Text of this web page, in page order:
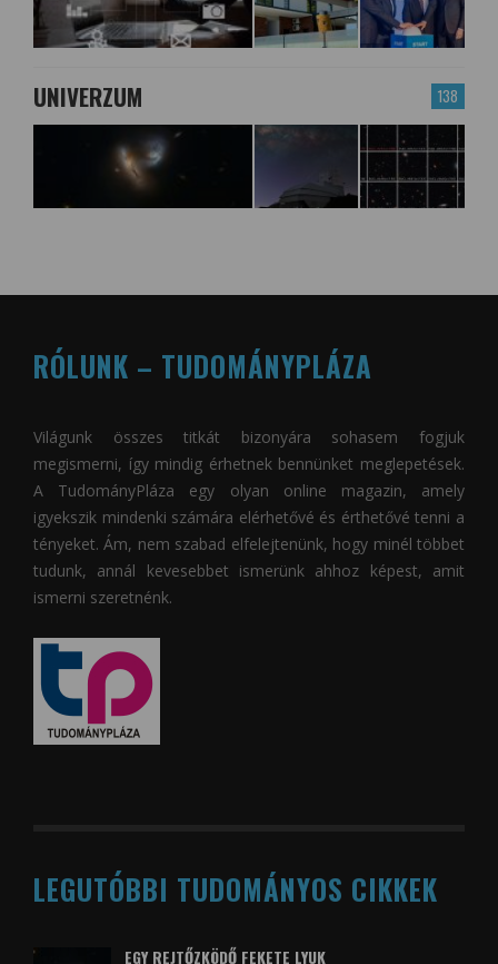
138
UNIVERZUM
RÓLUNK – TUDOMÁNYPLÁZA
Világunk összes titkát bizonyára sohasem fogjuk
megismerni, így mindig érhetnek bennünket meglepetések.
A TudományPláza egy olyan online magazin, amely
igyekszik mindenki számára elérhetővé és érthetővé tenni a
tényeket. Ám, nem szabad elfelejtenünk, hogy minél többet
tudunk, annál kevesebbet ismerünk ahhoz képest, amit
ismerni szeretnénk.
LEGUTÓBBI TUDOMÁNYOS CIKKEK
EGY REJTŐZKÖDŐ FEKETE LYUK